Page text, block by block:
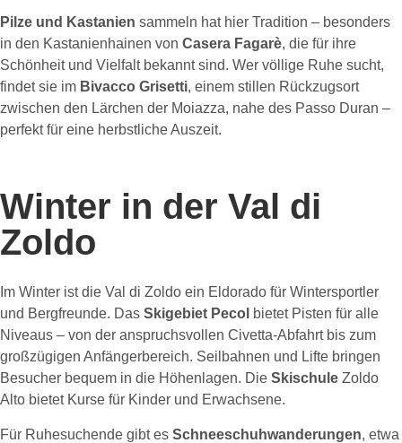
Pilze und Kastanien sammeln hat hier Tradition – besonders
in den Kastanienhainen von Casera Fagarè, die für ihre
Schönheit und Vielfalt bekannt sind. Wer völlige Ruhe sucht,
findet sie im Bivacco Grisetti, einem stillen Rückzugsort
zwischen den Lärchen der Moiazza, nahe des Passo Duran –
perfekt für eine herbstliche Auszeit.
Winter in der Val di
Zoldo
Im Winter ist die Val di Zoldo ein Eldorado für Wintersportler
und Bergfreunde. Das Skigebiet Pecol bietet Pisten für alle
Niveaus – von der anspruchsvollen Civetta-Abfahrt bis zum
großzügigen Anfängerbereich. Seilbahnen und Lifte bringen
Besucher bequem in die Höhenlagen. Die Skischule Zoldo
Alto bietet Kurse für Kinder und Erwachsene.
Für Ruhesuchende gibt es Schneeschuhwanderungen, etwa